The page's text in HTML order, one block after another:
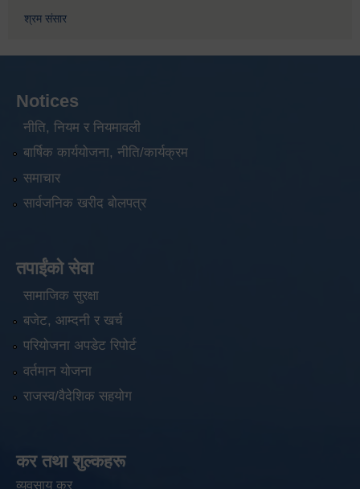
श्रम संसार
Notices
नीति, नियम र नियमावली
बार्षिक कार्ययोजना, नीति/कार्यक्रम
समाचार
सार्वजनिक खरीद बोलपत्र
तपाईंको सेवा
सामाजिक सुरक्षा
बजेट, आम्दनी र खर्च
परियोजना अपडेट रिपोर्ट
वर्तमान योजना
राजस्व/वैदेशिक सहयोग
कर तथा शुल्कहरू
व्यवसाय कर